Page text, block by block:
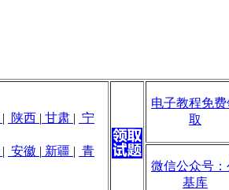
| 陕西 | 甘肃 | 宁
| 安徽 | 新疆 | 青
电子教程免费
取
微信公众号：
基库